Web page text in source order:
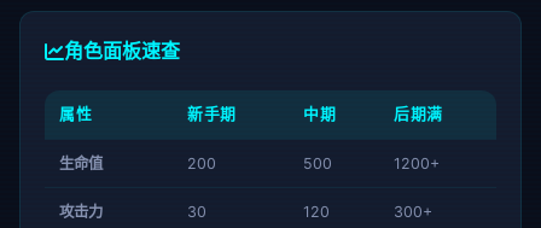
角色面板速查
属性 新手期 中期 后期满
生命值 200 500 1200+
攻击力 30 120 300+